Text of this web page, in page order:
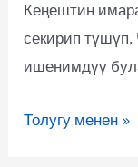
Кеңештин
секирип түшүп,
ишенимдүү
Толугу менен »